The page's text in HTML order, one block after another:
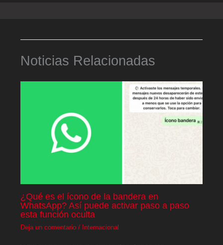
Noticias Relacionadas
¿Qué es el ícono de la bandera en
WhatsApp? Así puede activar paso a paso
esta función oculta
Deja un comentario / Internacional